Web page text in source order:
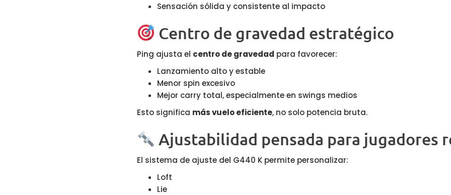
Sensación sólida y consistente al impacto
Centro de gravedad estratégico
Ping ajusta el centro de gravedad para favorecer:
Lanzamiento alto y estable
Menor spin excesivo
Mejor carry total, especialmente en swings medios
Esto significa más vuelo eficiente, no solo potencia bruta.
Ajustabilidad pensada para jugadores
El sistema de ajuste del G440 K permite personalizar:
Loft
Lie